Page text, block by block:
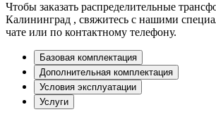
Чтобы заказать распределительные
Калининград , свяжитесь с нашими
чате или по контактному телефону.
Базовая комплектация
Дополнительная комплектация
Условия эксплуатации
Услуги